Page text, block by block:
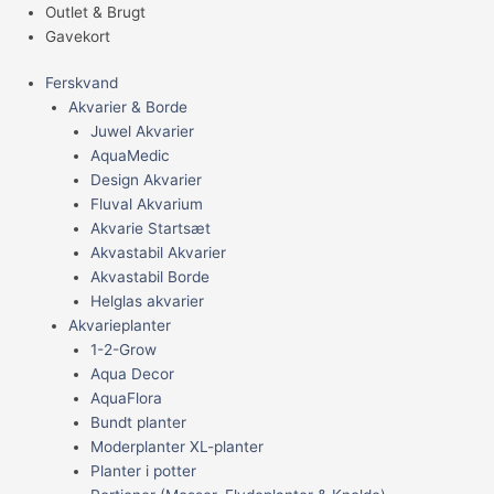
Outlet & Brugt
Gavekort
Ferskvand
Akvarier & Borde
Juwel Akvarier
AquaMedic
Design Akvarier
Fluval Akvarium
Akvarie Startsæt
Akvastabil Akvarier
Akvastabil Borde
Helglas akvarier
Akvarieplanter
1-2-Grow
Aqua Decor
AquaFlora
Bundt planter
Moderplanter XL-planter
Planter i potter